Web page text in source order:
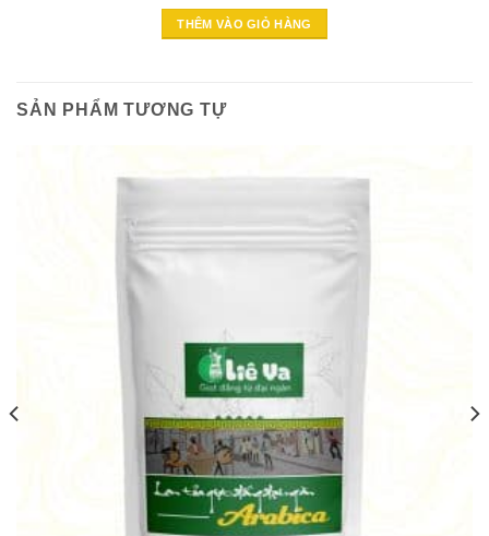
THÊM VÀO GIỎ HÀNG
SẢN PHẨM TƯƠNG TỰ